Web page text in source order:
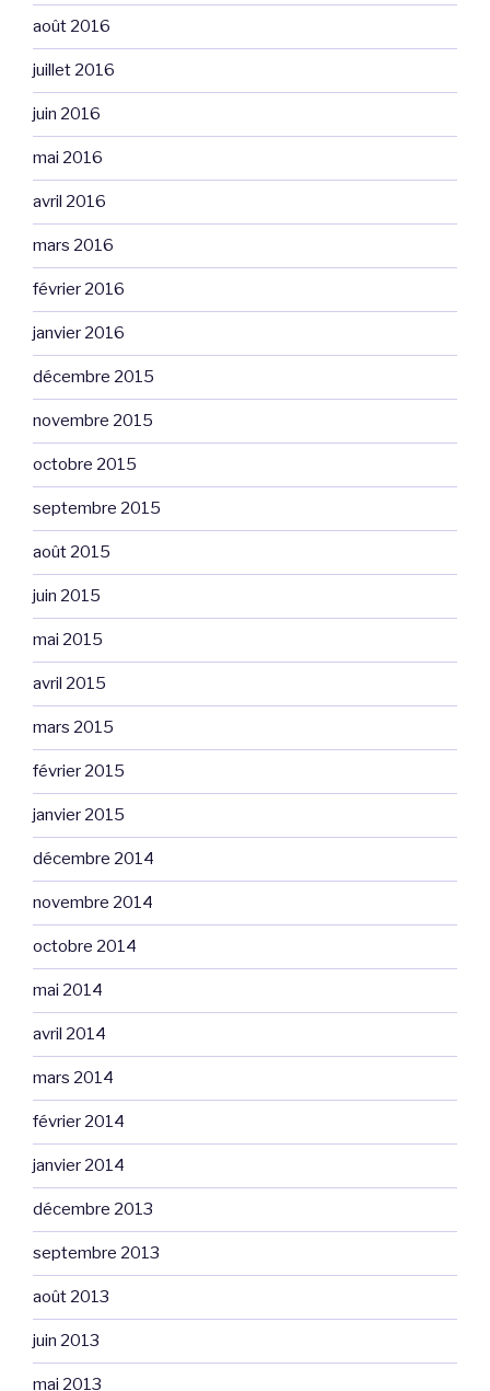
août 2016
juillet 2016
juin 2016
mai 2016
avril 2016
mars 2016
février 2016
janvier 2016
décembre 2015
novembre 2015
octobre 2015
septembre 2015
août 2015
juin 2015
mai 2015
avril 2015
mars 2015
février 2015
janvier 2015
décembre 2014
novembre 2014
octobre 2014
mai 2014
avril 2014
mars 2014
février 2014
janvier 2014
décembre 2013
septembre 2013
août 2013
juin 2013
mai 2013